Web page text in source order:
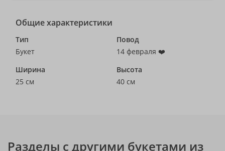
Общие характеристики
Тип
Букет
Повод
14 февраля ❤️
Ширина
25 см
Высота
40 см
Разделы с другими букетами из